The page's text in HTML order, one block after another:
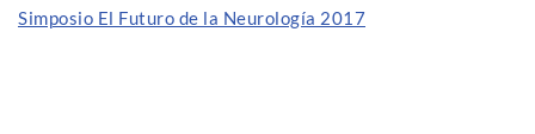
Simposio El Futuro de la Neurología 2017